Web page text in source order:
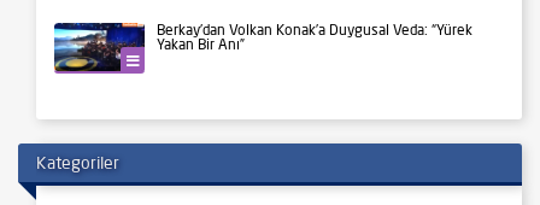
Berkay’dan Volkan Konak’a Duygusal Veda: “Yürek
Yakan Bir Anı”
Kategoriler